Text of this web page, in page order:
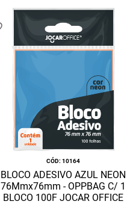
:10164
BLOCO ADESIVO AZUL NEON
76Mmx76mm - OPPBAG C/ 1
BLOCO 100F JOCAR OFFICE